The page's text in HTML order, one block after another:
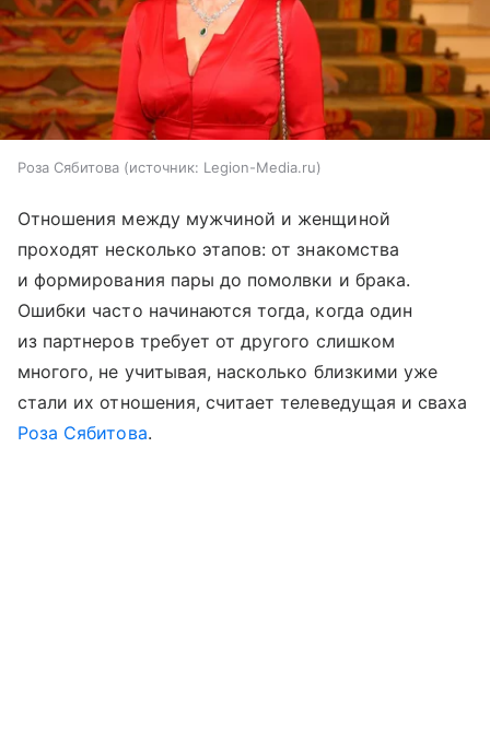
Роза Сябитова источник: Legion-Media.ru
Отношения между мужчиной и женщиной
проходят несколько этапов: от знакомства
и формирования пары до помолвки и брака.
Ошибки часто начинаются тогда, когда один
из партнеров требует от другого слишком
многого, не учитывая, насколько близкими уже
стали их отношения, считает телеведущая и сваха
Роза Сябитова.